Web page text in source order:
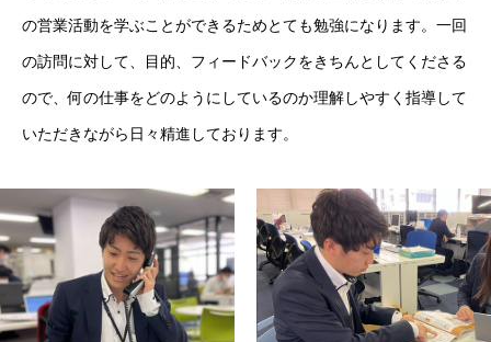
の営業活動を学ぶことができるためとても勉強になります。一回
の訪問に対して、目的、フィードバックをきちんとしてくださる
ので、何の仕事をどのようにしているのか理解しやすく指導して
いただきながら日々精進しております。